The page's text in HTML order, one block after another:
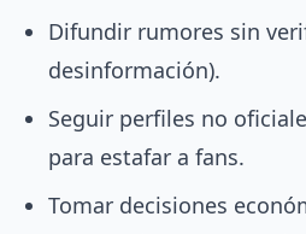
Difundir rumores sin
desinformación).
Seguir perfiles no
para estafar a fans.
Tomar decisiones